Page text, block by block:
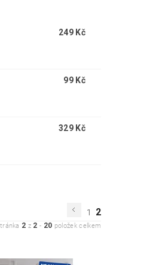
249 Kč
99 Kč
329 Kč
1 2
2 z 2 - 20 položek celkem